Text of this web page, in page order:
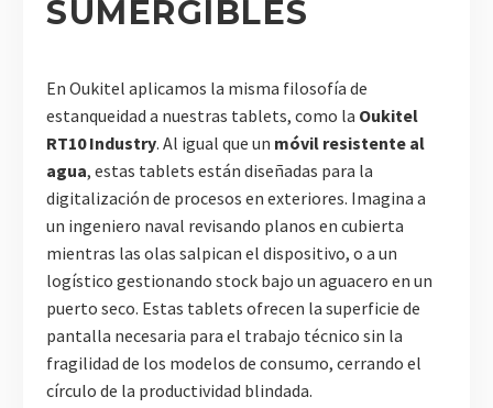
SUMERGIBLES
En Oukitel aplicamos la misma filosofía de
estanqueidad a nuestras tablets, como la Oukitel
RT10 Industry. Al igual que un móvil resistente al
agua, estas tablets están diseñadas para la
digitalización de procesos en exteriores. Imagina a
un ingeniero naval revisando planos en cubierta
mientras las olas salpican el dispositivo, o a un
logístico gestionando stock bajo un aguacero en un
puerto seco. Estas tablets ofrecen la superficie de
pantalla necesaria para el trabajo técnico sin la
fragilidad de los modelos de consumo, cerrando el
círculo de la productividad blindada.